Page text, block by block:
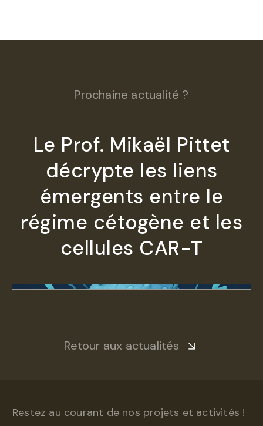
Prochaine actualité ?
Le Prof. Mikaël Pittet
décrypte les liens
émergents entre le
régime cétogène et les
cellules CAR-T
Retour aux actualités
Restez au courant de nos projets et activités !